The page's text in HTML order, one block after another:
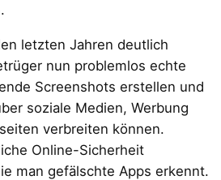
letzten Jahren deutlich
nun problemlos echte
Screenshots erstellen und
soziale Medien, Werbung
verbreiten können.
Online-Sicherheit
man gefälschte Apps erkennt.